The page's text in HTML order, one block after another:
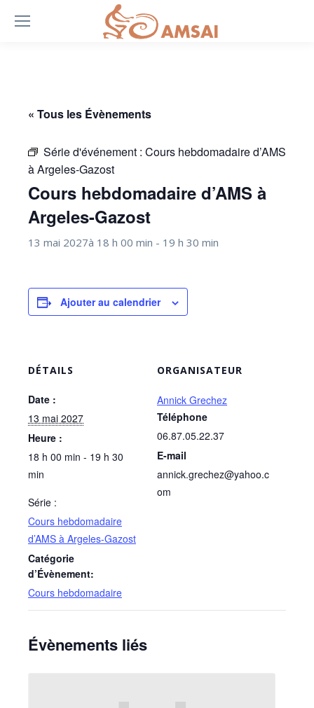
« Tous les Évènements
Série d'événement : Cours hebdomadaire d’AMS
à Argeles-Gazost
Cours hebdomadaire d’AMS à
Argeles-Gazost
13 mai 2027à 18 h 00 min - 19 h 30 min
Ajouter au calendrier
DÉTAILS
Date :
13 mai 2027
Heure :
18 h 00 min - 19 h 30
min
Série :
Cours hebdomadaire
d’AMS à Argeles-Gazost
Catégorie
d’Évènement:
Cours hebdomadaire
ORGANISATEUR
Annick Grechez
Téléphone
06.87.05.22.37
E-mail
annick.grechez@yahoo.c
om
Évènements liés